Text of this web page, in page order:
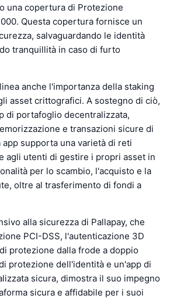
una copertura di Protezione
Questa copertura fornisce un
salvaguardando le identità
tranquillità in caso di furto
anche l'importanza della staking
asset crittografici. A sostegno di ciò,
di portafoglio decentralizzata,
e transazioni sicure di
supporta una varietà di reti
agli utenti di gestire i propri asset in
per lo scambio, l'acquisto e la
oltre al trasferimento di fondi a
alla sicurezza di Pallapay, che
PCI-DSS, l'autenticazione 3D
protezione dalla frode a doppio
protezione dell'identità e un'app di
sicura, dimostra il suo impegno
sicura e affidabile per i suoi